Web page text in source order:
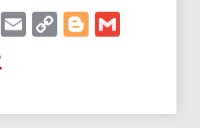
Twitter
EmailCopyBlogger